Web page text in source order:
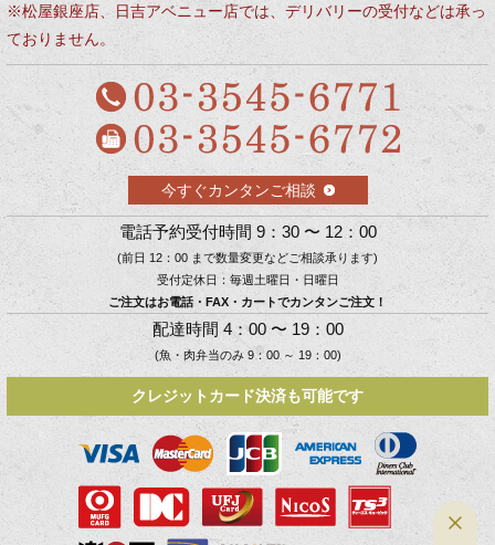
※松屋銀座店、日吉アベニュー店では、デリバリーの受付などは承っ
ておりません。
今すぐカンタンご相談
電話予約受付時間 9：30 〜 12：00
(前日 12：00 まで数量変更などご相談承ります)
受付定休日：毎週土曜日・日曜日
ご注文はお電話・FAX・カートでカンタンご注文！
配達時間 4：00 〜 19：00
(魚・肉弁当のみ 9：00 ～ 19：00)
クレジットカード決済も可能です